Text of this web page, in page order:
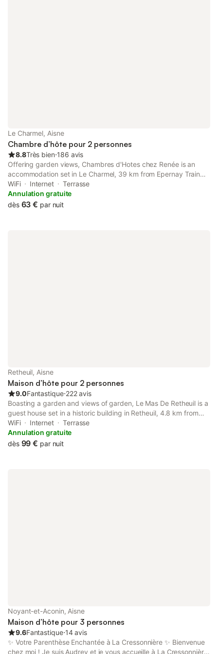
Le Charmel, Aisne
Chambre d’hôte pour 2 personnes
8.8Très bien⋅186 avis
Offering garden views, Chambres d'Hotes chez Renée is an
accommodation set in Le Charmel, 39 km from Epernay Train
Station and 47 km from Pierre Schneiter Garden. It is situated
47 km from Parc de la Patte d'Oie and provides a housekeeping
service.
WiFi Internet
Terrasse
Annulation gratuite
dès 63 € par nuit
Retheuil, Aisne
Maison d’hôte pour 2 personnes
9.0Fantastique⋅222 avis
Boasting a garden and views of garden, Le Mas De Retheuil is a
guest house set in a historic building in Retheuil, 4.8 km from
Chateau de Pierrefonds. This property offers access to a
terrace and free private parking.
WiFi Internet
Terrasse
Annulation gratuite
dès 99 € par nuit
Noyant-et-Aconin, Aisne
Maison d’hôte pour 3 personnes
9.6Fantastique⋅14 avis
✨ Votre Parenthèse Enchantée à La Cressonnière ✨ Bienvenue
chez moi ! Je suis Audrey et je vous accueille à La Cressonnière,